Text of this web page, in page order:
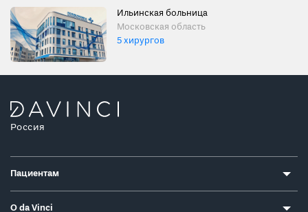
Ильинская больница
Московская область
5 хирургов
Россия
Пациентам
О da Vinci